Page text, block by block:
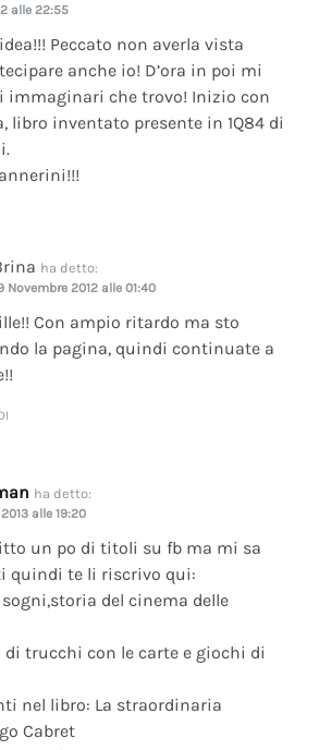
alle 22:55
Peccato non averla vista
anche io! D’ora in poi mi
che trovo! Inizio con
, libro inventato presente in 1Q84 di
ha detto:
Novembre 2012 alle 01:40
Con ampio ritardo ma sto
la pagina, quindi continuate a
ha detto:
alle 19:20
un po di titoli su fb ma mi sa
quindi te li riscrivo qui:
sogni,storia del cinema delle
di trucchi con le carte e giochi di
nel libro: La straordinaria
Cabret